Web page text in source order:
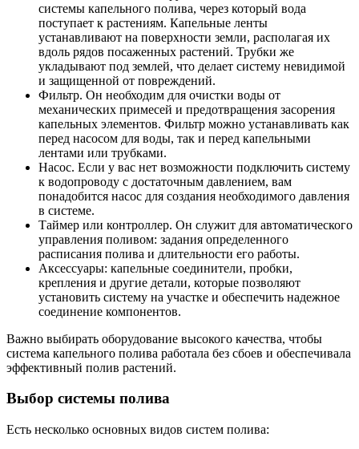
системы капельного полива, через который вода
поступает к растениям. Капельные ленты
устанавливают на поверхности земли, располагая их
вдоль рядов посаженных растений. Трубки же
укладывают под землей, что делает систему невидимой
и защищенной от повреждений.
Фильтр. Он необходим для очистки воды от
механических примесей и предотвращения засорения
капельных элементов. Фильтр можно устанавливать как
перед насосом для воды, так и перед капельными
лентами или трубками.
Насос. Если у вас нет возможности подключить систему
к водопроводу с достаточным давлением, вам
понадобится насос для создания необходимого давления
в системе.
Таймер или контроллер. Он служит для автоматического
управления поливом: задания определенного
расписания полива и длительности его работы.
Аксессуары: капельные соединители, пробки,
крепления и другие детали, которые позволяют
установить систему на участке и обеспечить надежное
соединение компонентов.
Важно выбирать оборудование высокого качества, чтобы
система капельного полива работала без сбоев и обеспечивала
эффективный полив растений.
Выбор системы полива
Есть несколько основных видов систем полива: